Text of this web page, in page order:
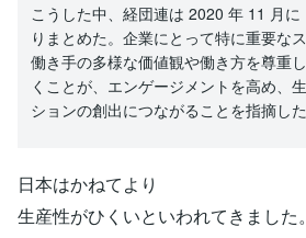
こうした中、経団連は 2020 年 11 月
りまとめた。企業にとって特に重要な
働き手の多様な価値観や働き方を尊重
くことが、エンゲージメントを高め、
ションの創出につながることを指摘した
日本はかねてより
生産性がひくいといわれてきました。